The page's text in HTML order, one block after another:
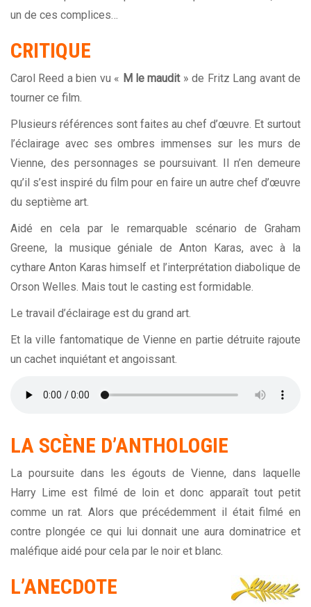
un de ces complices…
CRITIQUE
Carol Reed a bien vu « M le maudit» de Fritz Lang avant de
tourner ce film.
Plusieurs références sont faites au chef d’œuvre. Et surtout
l’éclairage avec ses ombres immenses sur les murs de
Vienne, des personnages se poursuivant. Il n’en demeure
qu’il s’est inspiré du film pour en faire un autre chef d’œuvre
du septième art.
Aidé en cela par le remarquable scénario de Graham
Greene, la musique géniale de Anton Karas, avec à la
cythare Anton Karas himself et l’interprétation diabolique de
Orson Welles. Mais tout le casting est formidable.
Le travail d’éclairage est du grand art.
Et la ville fantomatique de Vienne en partie détruite rajoute
un cachet inquiétant et angoissant.
LA SCÈNE D’ANTHOLOGIE
La poursuite dans les égouts de Vienne, dans laquelle
Harry Lime est filmé de loin et donc apparaît tout petit
comme un rat. Alors que précédemment il était filmé en
contre plongée ce qui lui donnait une aura dominatrice et
maléfique aidé pour cela par le noir et blanc.
L’ANECDOTE